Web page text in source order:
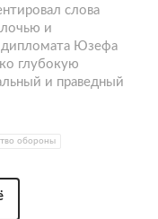
слова
и
дипломата Юзефа
глубокую
и праведный
обороны